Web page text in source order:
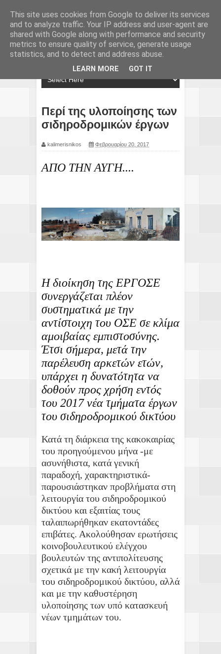
Περί της υλοποίησης των
σιδηροδρομικών έργων
kalimerisnikos Φεβρουαρίου 20, 2017
ΑΠΟ ΤΗΝ ΑΥΓΗ....
Η διοίκηση της ΕΡΓΟΣΕ
συνεργάζεται πλέον
συστηματικά με την
αντίστοιχη του ΟΣΕ σε κλίμα
αμοιβαίας εμπιστοσύνης.
Έτσι σήμερα, μετά την
παρέλευση αρκετών ετών,
υπάρχει η δυνατότητα να
δοθούν προς χρήση εντός
του 2017 νέα τμήματα έργων
του σιδηροδρομικού δικτύου
Κατά τη διάρκεια της κακοκαιρίας
του προηγούμενου μήνα -με
ασυνήθιστα, κατά γενική
παραδοχή, χαρακτηριστικά-
παρουσιάστηκαν προβλήματα στη
λειτουργία του σιδηροδρομικού
δικτύου και εξαιτίας τους
ταλαιπωρήθηκαν εκατοντάδες
επιβάτες. Ακολούθησαν ερωτήσεις
κοινοβουλευτικού ελέγχου
βουλευτών της αντιπολίτευσης
σχετικά με την κακή λειτουργία
του σιδηροδρομικού δικτύου, αλλά
και με την καθυστέρηση
υλοποίησης των υπό κατασκευή
νέων τμημάτων του.
This site uses cookies from Google to deliver its services
and to analyze traffic. Your IP address and user-agent are
shared with Google along with performance and security
metrics to ensure quality of service, generate usage
statistics, and to detect and address abuse.
LEARN MORE GOT IT